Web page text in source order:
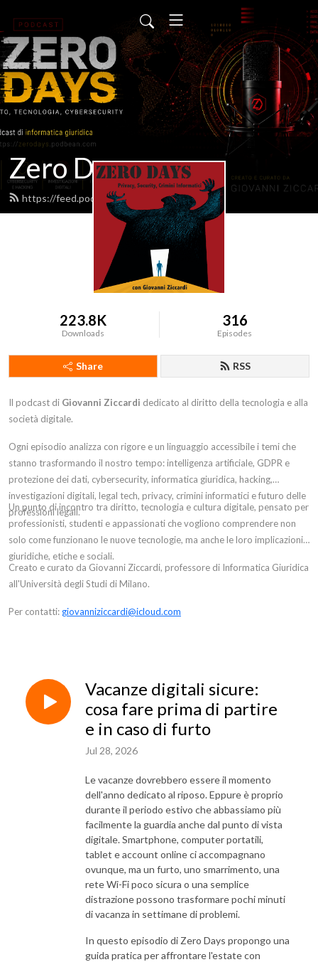
Zero Days
https://feed.podbean.com/zerodays/feed.xml
223.8K
Downloads
316
Episodes
Share RSS
Il podcast di Giovanni Ziccardi dedicato al diritto della tecnologia e alla
società digitale.
Ogni episodio analizza con rigore e un linguaggio accessibile i temi che
stanno trasformando il nostro tempo: intelligenza artificiale, GDPR e
protezione dei dati, cybersecurity, informatica giuridica, hacking,
investigazioni digitali, legal tech, privacy, crimini informatici e futuro delle
professioni legali.
Un punto di incontro tra diritto, tecnologia e cultura digitale, pensato per
professionisti, studenti e appassionati che vogliono comprendere non
solo come funzionano le nuove tecnologie, ma anche le loro implicazioni
giuridiche, etiche e sociali.
Creato e curato da Giovanni Ziccardi, professore di Informatica Giuridica
all'Università degli Studi di Milano.
Per contatti: giovanniziccardi@icloud.com
Vacanze digitali sicure:
cosa fare prima di partire
e in caso di furto
Jul 28, 2026
Le vacanze dovrebbero essere il momento
dell'anno dedicato al riposo. Eppure è proprio
durante il periodo estivo che abbassiamo più
facilmente la guardia anche dal punto di vista
digitale. Smartphone, computer portatili,
tablet e account online ci accompagnano
ovunque, ma un furto, uno smarrimento, una
rete Wi-Fi poco sicura o una semplice
distrazione possono trasformare pochi minuti
di vacanza in settimane di problemi.
In questo episodio di Zero Days propongo una
guida pratica per affrontare l'estate con